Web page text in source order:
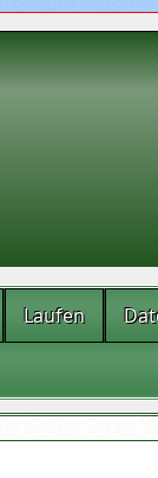
Laufen